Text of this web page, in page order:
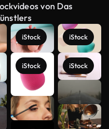
von Das
iStock
iStock
iStock
iStock
anzeigen